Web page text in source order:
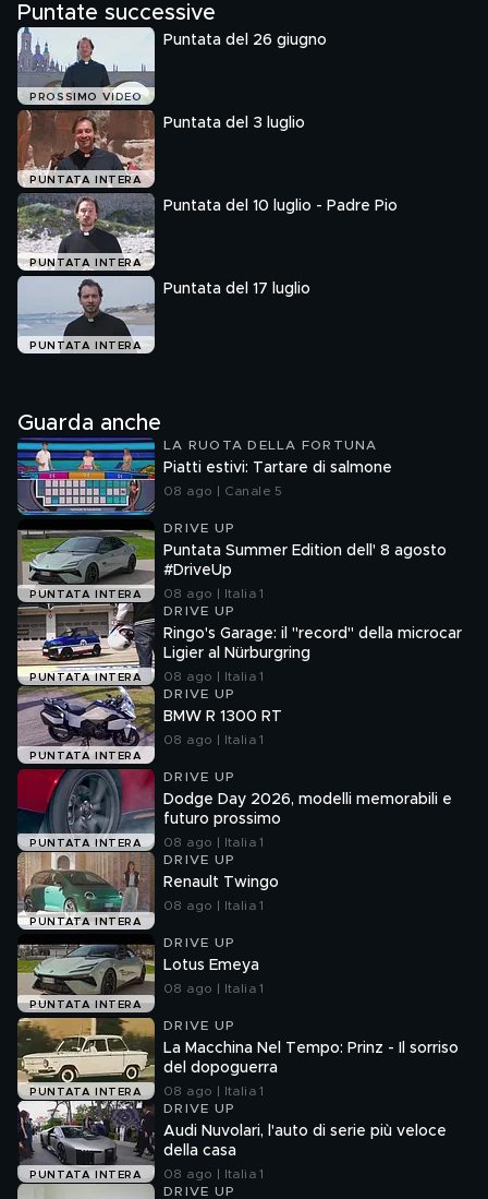
Puntate successive
PROSSIMO VIDEO
Puntata del 26 giugno
PUNTATA INTERA
Puntata del 3 luglio
PUNTATA INTERA
Puntata del 10 luglio - Padre Pio
PUNTATA INTERA
Puntata del 17 luglio
Guarda anche
LA RUOTA DELLA FORTUNA
Piatti estivi: Tartare di salmone
08 ago | Canale 5
PUNTATA INTERA
DRIVE UP
Puntata Summer Edition dell' 8 agosto
#DriveUp
08 ago | Italia 1
PUNTATA INTERA
DRIVE UP
Ringo's Garage: il "record" della microcar
Ligier al Nürburgring
08 ago | Italia 1
PUNTATA INTERA
DRIVE UP
BMW R 1300 RT
08 ago | Italia 1
PUNTATA INTERA
DRIVE UP
Dodge Day 2026, modelli memorabili e
futuro prossimo
08 ago | Italia 1
PUNTATA INTERA
DRIVE UP
Renault Twingo
08 ago | Italia 1
PUNTATA INTERA
DRIVE UP
Lotus Emeya
08 ago | Italia 1
PUNTATA INTERA
DRIVE UP
La Macchina Nel Tempo: Prinz - Il sorriso
del dopoguerra
08 ago | Italia 1
PUNTATA INTERA
DRIVE UP
Audi Nuvolari, l'auto di serie più veloce
della casa
08 ago | Italia 1
DRIVE UP